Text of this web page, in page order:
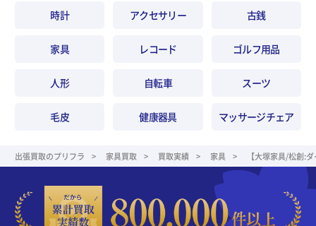
時計 アクセサリー 古銭
家具 レコード ゴルフ用品
人形 自転車 スーツ
毛皮 健康器具 マッサージチェア
出張買取のプリフラ 家具買取 買取実績 家具 【大塚家具/松創: